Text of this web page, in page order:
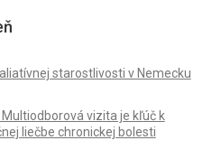
starostlivosti v Nemecku
Multiodborová vizita je kľúč k
liečbe chronickej bolesti